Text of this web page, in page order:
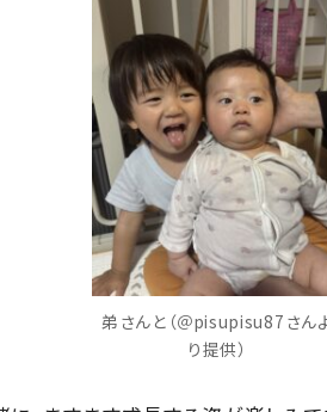
弟さんと（＠pisupisu87さん
り提供）